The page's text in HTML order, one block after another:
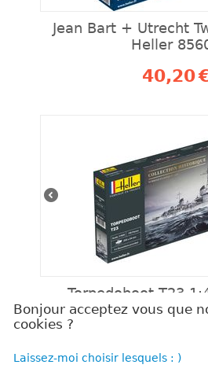
Jean Bart + Utrecht
Heller
40,20
Torpedoboot T23
81011
Bonjour acceptez vous que
cookies ?
Laissez-moi choisir lesquels : )